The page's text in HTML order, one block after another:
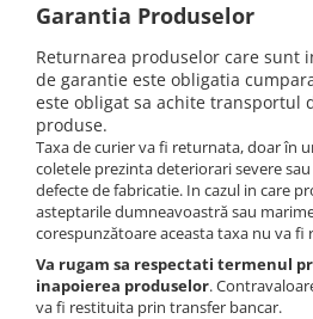
Garantia Produselor
Returnarea produselor care sunt
de garantie este obligatia
este obligat sa achite transportul
produse.
Taxa de curier va fi returnata, doar în
coletele prezinta deteriorari severe
defecte de fabricatie. In cazul in care
asteptarile dumneavoastră sau
corespunzătoare aceasta taxa nu va fi
Va rugam sa respectati termenul
inapoierea produselor.
va fi restituita prin transfer bancar.